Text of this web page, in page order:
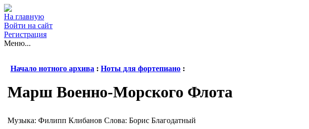
На главную
Войти на сайт
Регистрация
Меню...
Начало нотного архива : Ноты для фортепиано :
Марш Военно-Морского Флота
Музыка: Филипп Клибанов Слова: Борис Благодатный